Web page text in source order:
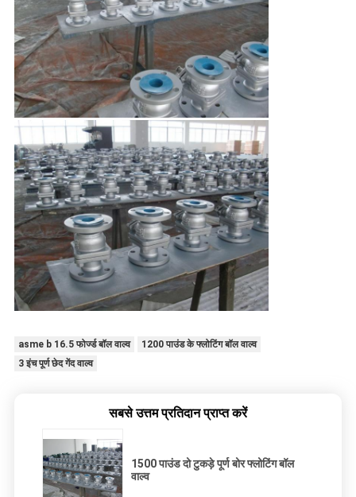
asme b 16.5 फोर्ज्ड बॉल वाल्व
1200 पाउंड के फ्लोटिंग बॉल वाल्व
3 इंच पूर्ण छेद गेंद वाल्व
सबसे उत्तम प्रतिदान प्राप्त करें
1500 पाउंड दो टुकड़े पूर्ण बोर फ्लोटिंग बॉल
वाल्व